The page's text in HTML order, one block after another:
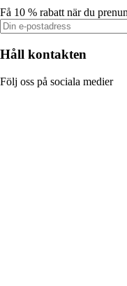
Få 10 % rabatt när du
Håll kontakten
Följ oss på sociala medier